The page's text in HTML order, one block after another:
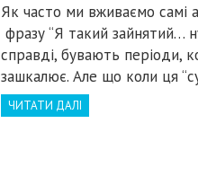
Як часто ми вживаємо самі
фразу “Я такий зайнятий…
справді, бувають періоди,
зашкалює. Але що коли ця
ЧИТАТИ ДАЛІ